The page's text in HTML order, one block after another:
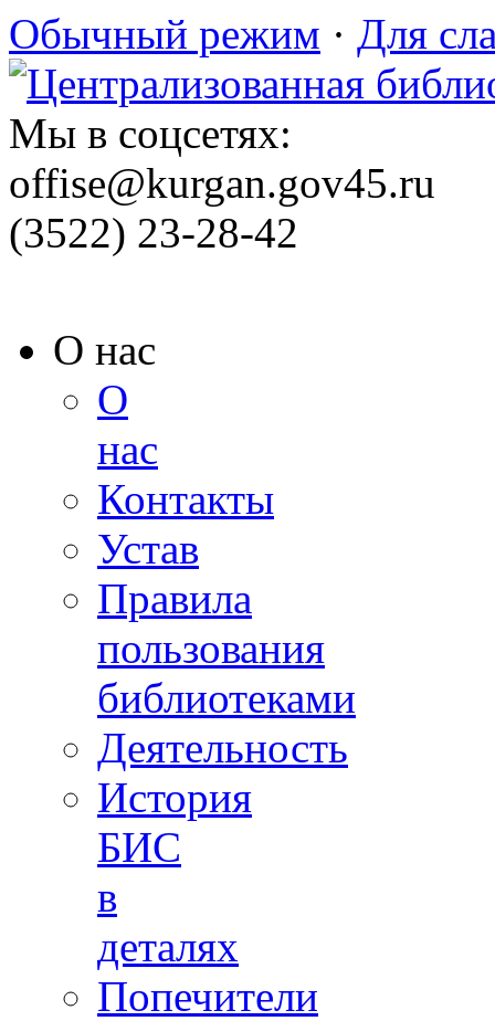
Обычный режим · Для
Мы в соцсетях:
offise@kurgan.gov45.ru
(3522) 23-28-42
О нас
О
нас
Контакты
Устав
Правила
пользования
библиотеками
Деятельность
История
БИС
в
деталях
Попечители